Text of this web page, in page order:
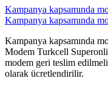
Kampanya kapsamında
Kampanya kapsamında
​Kampanya kapsamında
Modem Turkcell
modem geri teslim
olarak ücretlendirilir.​​